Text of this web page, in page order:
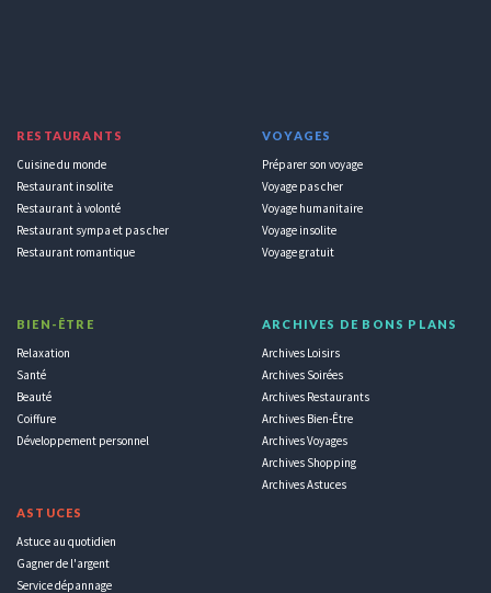
RESTAURANTS
Cuisine du monde
Restaurant insolite
Restaurant à volonté
Restaurant sympa et pas cher
Restaurant romantique
BIEN-ÊTRE
Relaxation
Santé
Beauté
Coiffure
Développement personnel
ASTUCES
Astuce au quotidien
Gagner de l'argent
Service dépannage
VOYAGES
Préparer son voyage
Voyage pas cher
Voyage humanitaire
Voyage insolite
Voyage gratuit
ARCHIVES DE BONS PLANS
Archives Loisirs
Archives Soirées
Archives Restaurants
Archives Bien-Être
Archives Voyages
Archives Shopping
Archives Astuces